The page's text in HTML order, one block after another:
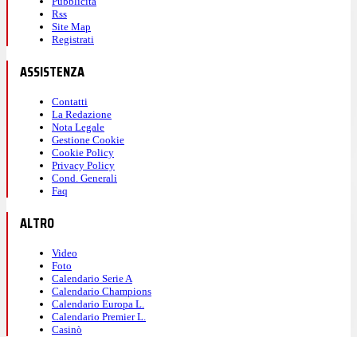
Rss
Site Map
Registrati
ASSISTENZA
Contatti
La Redazione
Nota Legale
Gestione Cookie
Cookie Policy
Privacy Policy
Cond. Generali
Faq
ALTRO
Video
Foto
Calendario Serie A
Calendario Champions
Calendario Europa L.
Calendario Premier L.
Casinò